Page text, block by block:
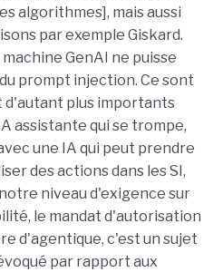
algorithmes], mais aussi
par exemple Giskard.
GenAI ne puisse
prompt injection. Ce sont
d'autant plus importants
assistante qui se trompe,
une IA qui peut prendre
des actions dans les SI,
niveau d'exigence sur
le mandat d'autorisation
d'agentique, c'est un sujet
par rapport aux